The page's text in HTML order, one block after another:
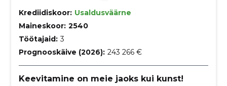
Krediidiskoor: Usaldusväärne
Maineskoor: 2540
Töötajaid: 3
Prognooskäive (2026): 243 266 €
Keevitamine on meie jaoks kui kunst!